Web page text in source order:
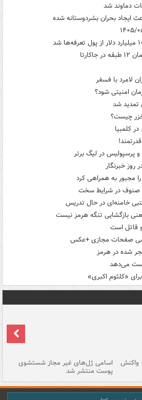
دماوند شد
ایجاد بحران بشردوستانه شده
لامرد با فسفر
امنیتی شود؟
تمدید شد
چیست؟
کلمبیا
پرسپولیس در لیگ برتر
خبرنگار
مجبور به همراهی کرد
صنوف در شرایط سخت
خامنه‌ای در حال تدریس
بازگشایی تنگه هرمز نیست
و قاتل است
صفحات مجازی +عکس
شده در هرمز
می‌دهد
واکنش اسامی ژل‌های غیر مجاز شستشوی
پوست منتشر شد